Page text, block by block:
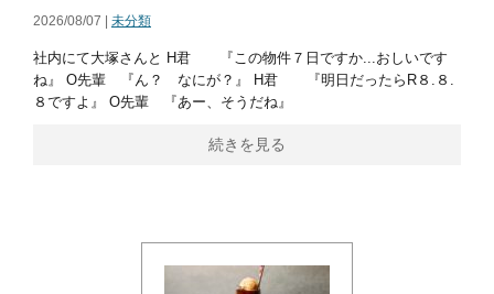
2026/08/07 | 未分類
社内にて大塚さんと H君 『この物件７日ですか...おしいです
ね』 O先輩 『ん？ なにが？』 H君 『明日だったらR８.８.
８ですよ』 O先輩 『あー、そうだね』
続きを見る